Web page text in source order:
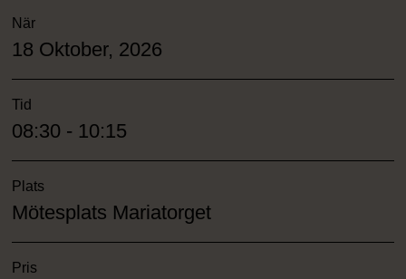
När
18 Oktober, 2026
Tid
08:30 - 10:15
Plats
Mötesplats Mariatorget
Pris